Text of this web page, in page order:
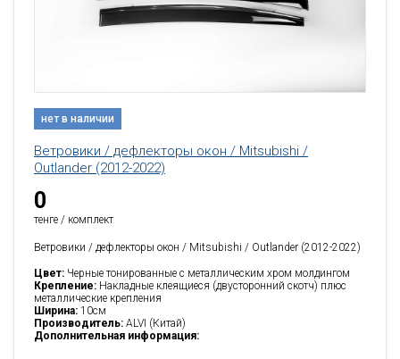
нет в наличии
Ветровики / дефлекторы окон / Mitsubishi /
Outlander (2012-2022)
0
тенге / комплект
Ветровики / дефлекторы окон / Mitsubishi / Outlander (2012-2022)
Цвет: Черные тонированные с металлическим хром молдингом
Крепление: Накладные клеящиеся (двусторонний скотч) плюс
металлические крепления
Ширина: 10см
Производитель: ALVI (Китай)
Дополнительная информация: